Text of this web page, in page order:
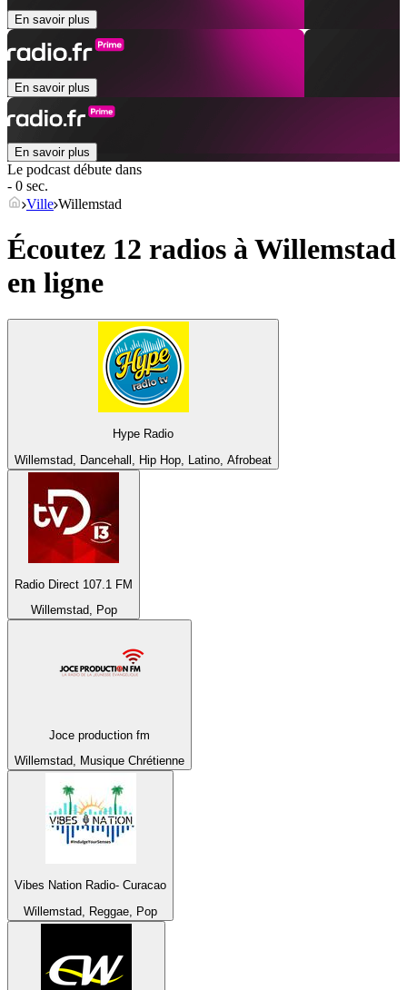
En savoir plus
En savoir plus
En savoir plus
Le podcast débute dans
- 0 sec.
Ville Willemstad
Écoutez 12 radios à Willemstad
en ligne
Hype Radio
Willemstad, Dancehall, Hip Hop, Latino, Afrobeat
Radio Direct 107.1 FM
Willemstad, Pop
Joce production fm
Willemstad, Musique Chrétienne
Vibes Nation Radio- Curacao
Willemstad, Reggae, Pop